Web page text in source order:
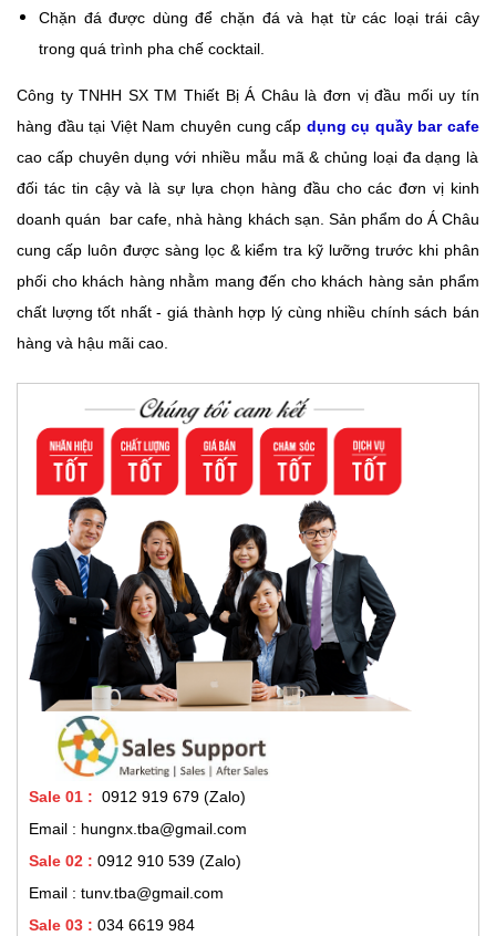
Chặn đá được dùng để chặn đá và hạt từ các loại trái cây
trong quá trình pha chế cocktail.
Công ty TNHH SX TM Thiết Bị Á Châu là đơn vị đầu mối uy tín
hàng đầu tại Việt Nam chuyên cung cấp dụng cụ quầy bar cafe
cao cấp chuyên dụng với nhiều mẫu mã & chủng loại đa dạng là
đối tác tin cậy và là sự lựa chọn hàng đầu cho các đơn vị kinh
doanh quán bar cafe, nhà hàng khách sạn. Sản phẩm do Á Châu
cung cấp luôn được sàng lọc & kiểm tra kỹ lưỡng trước khi phân
phối cho khách hàng nhằm mang đến cho khách hàng sản phẩm
chất lượng tốt nhất - giá thành hợp lý cùng nhiều chính sách bán
hàng và hậu mãi cao.
Sale 01 : 0912 919 679 (Zalo)
Email : hungnx.tba@gmail.com
Sale 02 : 0912 910 539 (Zalo)
Email : tunv.tba@gmail.com
Sale 03 : 034 6619 984